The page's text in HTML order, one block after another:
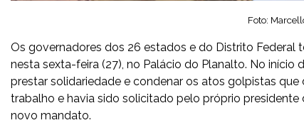
Foto:
Os governadores dos 26 estados e do Distrito Federal
nesta sexta-feira (27), no Palácio do Planalto. No início
prestar solidariedade e condenar os atos golpistas
trabalho e havia sido solicitado pelo próprio
novo mandato.